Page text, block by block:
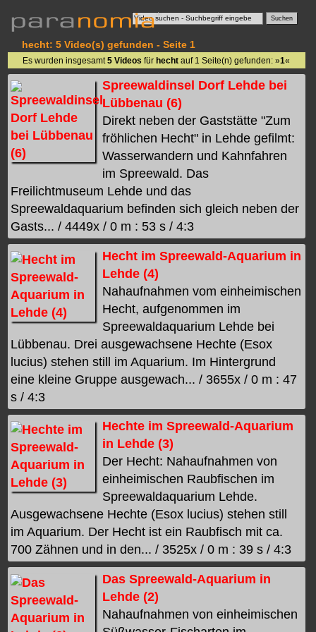
hecht: 5 Video(s) gefunden - Seite 1
Es wurden insgesamt5 Videos fürhecht auf 1 Seite(n) gefunden: »1«
Spreewaldinsel Dorf Lehde bei
Lübbenau (6)
Direkt neben der Gaststätte "Zum
fröhlichen Hecht" in Lehde gefilmt:
Wasserwandern und Kahnfahren
im Spreewald. Das
Freilichtmuseum Lehde und das
Spreewaldaquarium befinden sich gleich neben der
Gasts... / 4449x / 0 m : 53 s / 4:3
Hecht im Spreewald-Aquarium in
Lehde (4)
Nahaufnahmen vom einheimischen
Hecht, aufgenommen im
Spreewaldaquarium Lehde bei
Lübbenau. Drei ausgewachsene Hechte (Esox
lucius) stehen still im Aquarium. Im Hintergrund
eine kleine Gruppe ausgewach... / 3655x / 0 m : 47
s / 4:3
Hechte im Spreewald-Aquarium
in Lehde (3)
Der Hecht: Nahaufnahmen von
einheimischen Raubfischen im
Spreewaldaquarium Lehde.
Ausgewachsene Hechte (Esox lucius) stehen still
im Aquarium. Der Hecht ist ein Raubfisch mit ca.
700 Zähnen und in den... / 3525x / 0 m : 39 s / 4:3
Das Spreewald-Aquarium in
Lehde (2)
Nahaufnahmen von einheimischen